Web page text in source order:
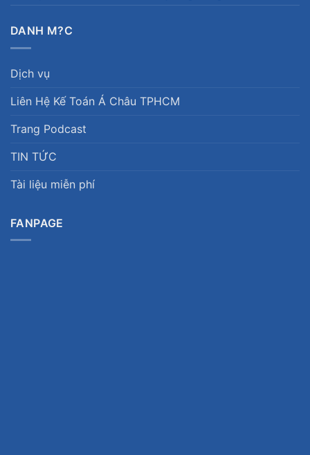
DANH M?C
Dịch vụ
Liên Hệ Kế Toán Á Châu TPHCM
Trang Podcast
TIN TỨC
Tài liệu miễn phí
FANPAGE